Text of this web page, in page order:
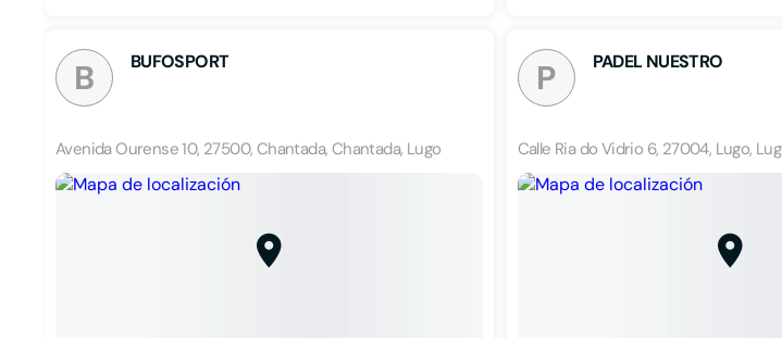
B BUFOSPORT
Avenida Ourense 10, 27500, Chantada, Chantada, Lugo
P PADEL NUESTRO
Calle Ria do Vidrio 6, 27004, Lugo,